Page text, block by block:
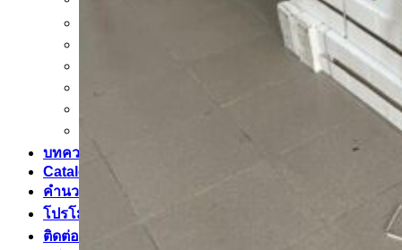
บทความ
Catalog
คำนวณกระเบื้อง
โปรโมชั่นกระเบื้อง
ติดต่อเรา